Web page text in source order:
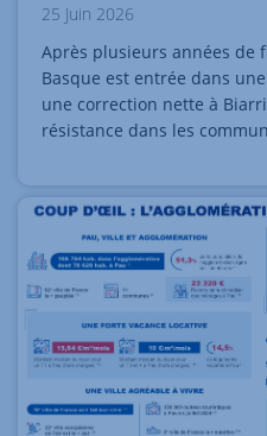
25 Juin 2026
Après plusieurs années de
Basque est entrée dans
une correction nette à
résistance dans les